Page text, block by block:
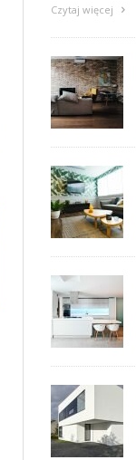
Czytaj więcej